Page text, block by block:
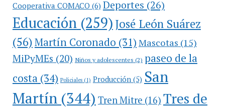
Cooperativa COMACO(6) Deportes (26)
Educación(259)José León Suárez
(56)Martín Coronado (31) Mascotas (15)
MiPyMEs (20) Niños y adolescentes (2) paseo de la
costa(34) Policiales(1) Producción(5) San
Martín(344) Tren Mitre (16) Tres de